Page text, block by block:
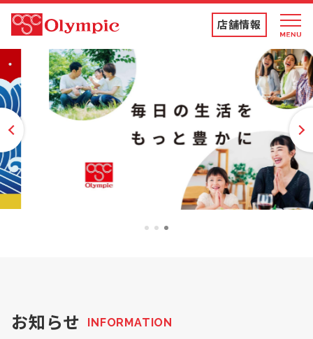
店舗情報
店舗情報・チラシ
食品専門店
ディスカウントストア
お知らせ
1 2 3
お知らせ INFORMATION